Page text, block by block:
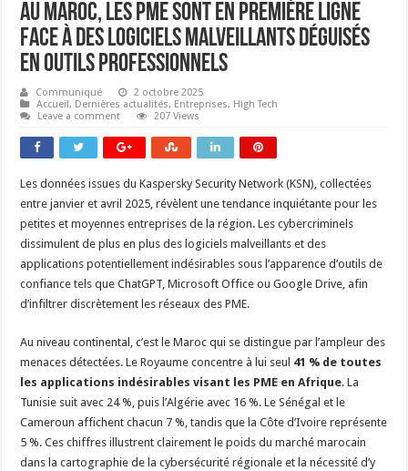
Au Maroc, les PME sont en première ligne
face à des logiciels malveillants déguisés
en outils professionnels
Communiqué
2 octobre 2025
Accueil, Dernières actualités, Entreprises, High Tech
Leave a comment
207 Views
Les données issues du Kaspersky Security Network (KSN), collectées
entre janvier et avril 2025, révèlent une tendance inquiétante pour les
petites et moyennes entreprises de la région. Les cybercriminels
dissimulent de plus en plus des logiciels malveillants et des
applications potentiellement indésirables sous l’apparence d’outils de
confiance tels que ChatGPT, Microsoft Office ou Google Drive, afin
d’infiltrer discrètement les réseaux des PME.
Au niveau continental, c’est le Maroc qui se distingue par l’ampleur des
menaces détectées. Le Royaume concentre à lui seul 41 % de toutes
les applications indésirables visant les PME en Afrique. La
Tunisie suit avec 24 %, puis l’Algérie avec 16 %. Le Sénégal et le
Cameroun affichent chacun 7 %, tandis que la Côte d’Ivoire représente
5 %. Ces chiffres illustrent clairement le poids du marché marocain
dans la cartographie de la cybersécurité régionale et la nécessité d’y